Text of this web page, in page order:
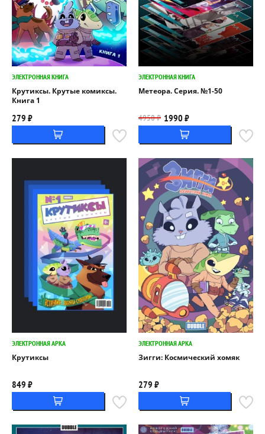
ЭЛЕКТРОННАЯ КНИГА
Крутиксы. Крутые комиксы.
Книга 1
279 ₽
ЭЛЕКТРОННАЯ КНИГА
Метеора. Серия. №1-50
4950 ₽ 1990 ₽
ЭЛЕКТРОННАЯ АРКА
Крутиксы
849 ₽
ЭЛЕКТРОННАЯ АРКА
Зигги: Космический хомяк
279 ₽